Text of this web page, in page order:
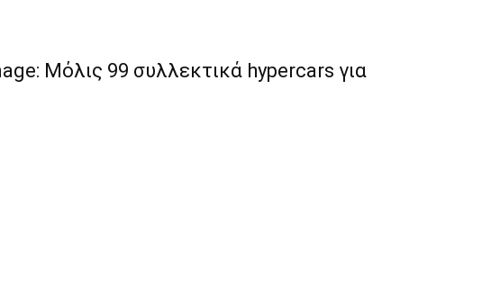
Μόλις 99 συλλεκτικά hypercars για